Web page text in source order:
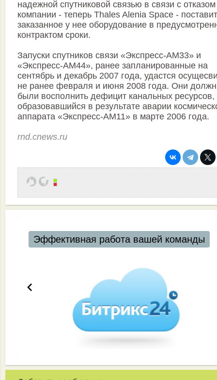
надежной спутниковой связью в связи с отказом
компании - теперь Thales Alenia Space -
заказанное у нее оборудование в
контрактом сроки.
Запуски спутников связи «Экспресс-АМ33» и
«Экспресс-АМ44», ранее запланированные на
сентябрь и декабрь 2007 года, удастся
не ранее февраля и июня 2008 года. Они
были восполнить дефицит канальных ресурсов,
образовавшийся в результате аварии
аппарата «Экспресс-АМ11» в марте 2006 года.
rnd.cnews.ru
Эффективная работа вашей команды